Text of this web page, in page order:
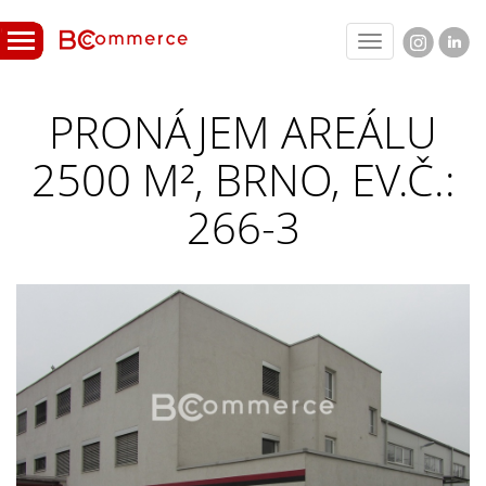
Toggle
navigation
PRONÁJEM AREÁLU
2500 M², BRNO, EV.Č.:
266-3